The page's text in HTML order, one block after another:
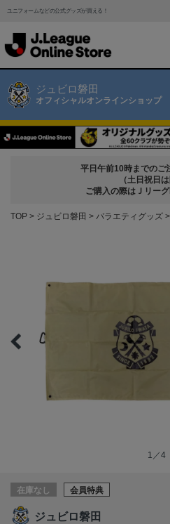
ユニフォームなどの公式グッズが買える！
ジュビロ磐田
オフィシャルオンラインショップ
平日午前10時までのご
（土日祝日は
ご購入の際はＪリーグ
TOP ジュビロ磐田 バラエティグッズ
1／4
在庫なし 会員特典
ジュビロ磐田